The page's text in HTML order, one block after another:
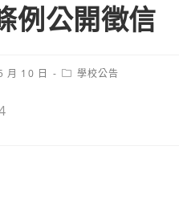
例公開徵信
月 10 日
Post學校公告